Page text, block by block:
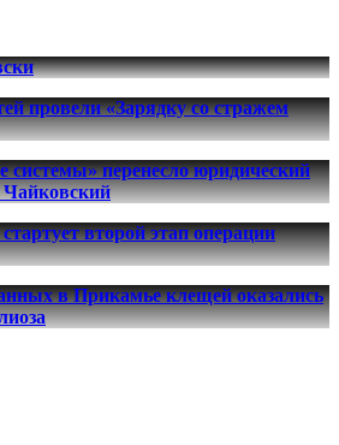
провели «Зарядку со стражем
перенесло юридический
Чайковский
второй этап операции
в Прикамье клещей оказались